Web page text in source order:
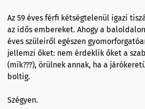
Az 59 éves férfi kétségtelenül igazi
az idős embereket. Ahogy a baloldalon
éves szüleiről egészen
jellemzi őket: nem érdeklik őket a
(mik???), örülnek annak, ha a
boltig.
Szégyen.